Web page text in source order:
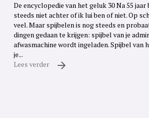
De encyclopedie van het geluk 30 Na 55 jaar
steeds niet achter of ik lui ben of niet. Op
veel. Maar spijbelen is nog steeds en
dingen gedaan te krijgen: spijbel van je
afwasmachine wordt ingeladen. Spijbel van
je...
Lees verder